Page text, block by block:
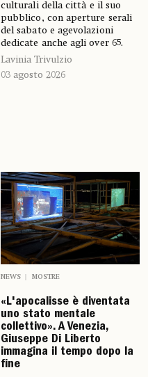
culturali della città e il suo
pubblico, con aperture serali
del sabato e agevolazioni
dedicate anche agli over 65.
Lavinia Trivulzio
03 agosto 2026
NEWS MOSTRE
«L'apocalisse è diventata
uno stato mentale
collettivo». A Venezia,
Giuseppe Di Liberto
immagina il tempo dopo la
fine